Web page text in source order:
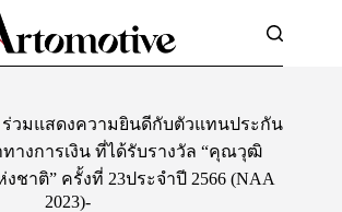
ร่วมแสดงความยินดีกับตัวแทนประกัน
างการเงิน ที่ได้รับรางวัล “คุณวุฒิ
ชาติ” ครั้งที่ 23ประจำปี 2566 (NAA
2023)-